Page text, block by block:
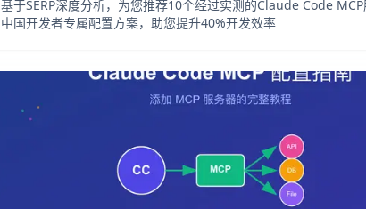
基于SERP深度分析，为您推荐10个经过实测的Claude Code
中国开发者专属配置方案，助您提升40%开发效率